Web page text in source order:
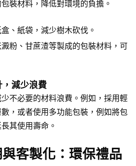
裝材料，降低對環境的負擔。
、紙袋，減少樹木砍伐。
粉、甘蔗渣等製成的包裝材料，可
減少浪費
不必要的材料浪費。例如，採用輕
，或者使用多功能包裝，例如將包
其使用壽命。
客製化：環保禮品